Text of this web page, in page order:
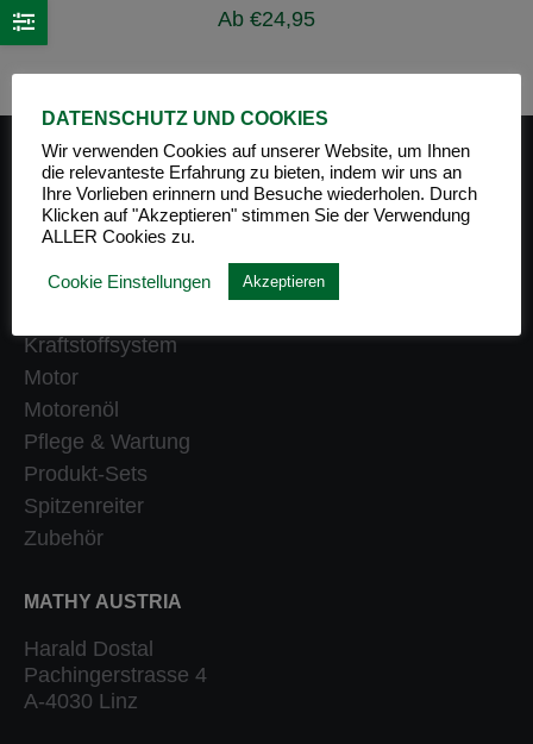
Ab €24,95
PRODUKT-KATEGORIEN
Getriebe
Heizung
Kraftstoffsystem
Motor
Motorenöl
Pflege & Wartung
Produkt-Sets
Spitzenreiter
Zubehör
MATHY AUSTRIA
Harald Dostal
Pachingerstrasse 4
A-4030 Linz
DATENSCHUTZ UND COOKIES
Wir verwenden Cookies auf unserer Website, um Ihnen
die relevanteste Erfahrung zu bieten, indem wir uns an
Ihre Vorlieben erinnern und Besuche wiederholen. Durch
Klicken auf "Akzeptieren" stimmen Sie der Verwendung
ALLER Cookies zu.
Cookie Einstellungen Akzeptieren